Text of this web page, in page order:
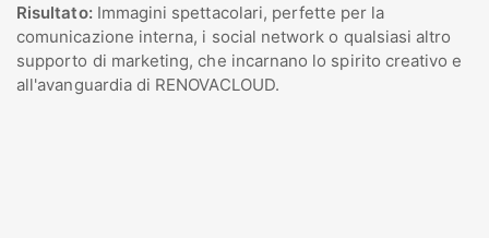
Risultato:Immagini spettacolari, perfette per la
comunicazione interna, i social network o qualsiasi altro
supporto di marketing, che incarnano lo spirito creativo e
all'avanguardia di RENOVACLOUD.